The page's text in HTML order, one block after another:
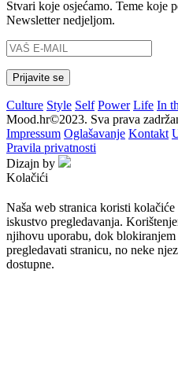
Stvari koje osjećamo. Teme koje
Newsletter nedjeljom.
Culture Style Self Power Life In
Mood.hr©2023. Sva prava
Impressum Oglašavanje Kontakt
Pravila privatnosti
Dizajn by
Kolačići
Naša web stranica koristi
iskustvo pregledavanja.
njihovu uporabu, dok
pregledavati stranicu, no neke
dostupne.